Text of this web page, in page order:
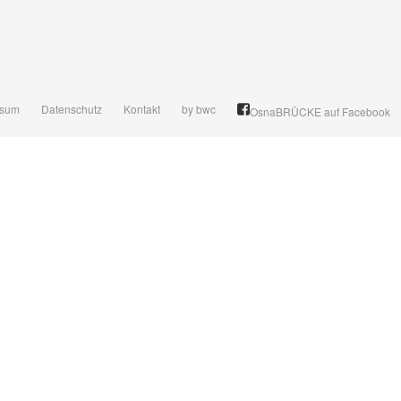
Datenschutz Kontakt by bwc OsnaBRÜCKE auf Facebook